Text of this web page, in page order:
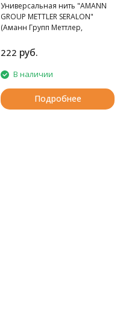
Универсальная нить "AMANN
GROUP METTLER SERALON"
(Аманн Групп Меттлер,
350 цветов.
222 руб.
В наличии
Подробнее